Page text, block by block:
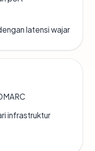
latensi wajar
infrastruktur